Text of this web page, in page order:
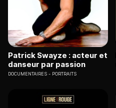
Patrick Swayze : acteur et
danseur par passion
DOCUMENTAIRES PORTRAITS